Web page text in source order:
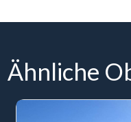
Ähnliche